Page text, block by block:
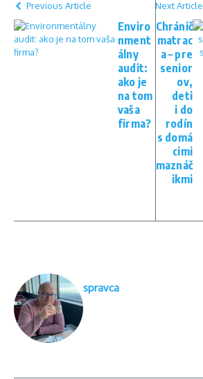
Previous Article
Enviro
nment
álny
audit:
ako je
na tom
vaša
firma?
Next Article
Chránič
matrac
a – pre
senior
ov,
deti
i do
rodín
s domá
cimi
maznáč
ikmi
spravca